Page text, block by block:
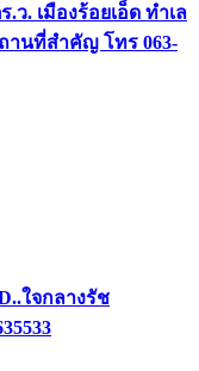
. เมืองร้อยเอ็ด ทำเล
านที่สำคัญ โทร 063-
ใจกลางรัช